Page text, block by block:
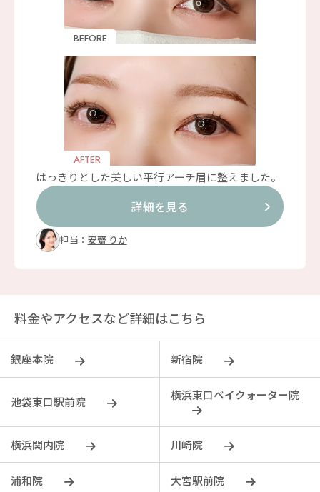
BEFORE
AFTER
はっきりとした美しい平行アーチ眉に整えました。
詳細を見る
担当： 安齋 りか
料金やアクセスなど詳細はこちら
銀座本院 新宿院
池袋東口駅前院 横浜東口ベイクォーター院
横浜関内院 川崎院
浦和院 大宮駅前院